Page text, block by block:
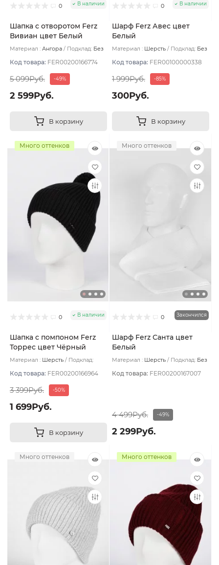
0 В наличии
Шапка с отворотом Ferz
Вивиан цвет Белый
Материал : Ангора Подклад: Без
Код товара: FER00200166774
5 099Руб. -49%
2 599Руб.
В корзину
0 В наличии
Шарф Ferz Авес цвет
Белый
Материал : Шерсть Подклад: Без
Код товара: FER00100000338
1 999Руб. -85%
300Руб.
В корзину
Много оттенков
0 В наличии
Шапка с помпоном Ferz
Торрес цвет Чёрный
Материал : Шерсть
Подклад:
Код товара: FER00200166964
3 399Руб. -50%
1 699Руб.
В корзину
Много оттенков
0 Закончился
Шарф Ferz Санта цвет
Белый
Материал : Шерсть Подклад: Без
Код товара: FER00200167007
4 499Руб. -49%
2 299Руб.
Много оттенков Много оттенков